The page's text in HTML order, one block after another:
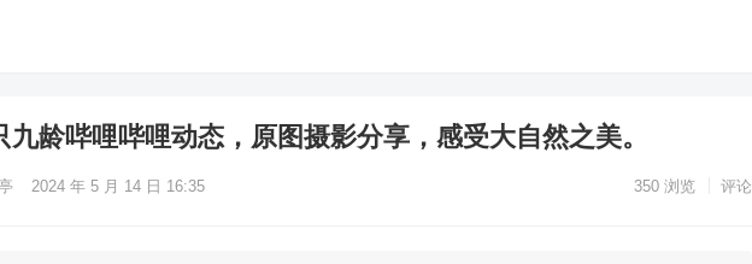
九龄哔哩哔哩动态，原图摄影分享，感受大自然之美。
2024 年 5 月 14 日 16:35 350 浏览 评论